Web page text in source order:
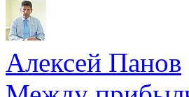
Алексей Панов